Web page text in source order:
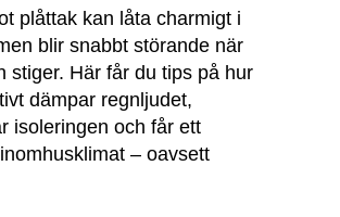
plåttak kan låta charmigt i
blir snabbt störande när
stiger. Här får du tips på hur
dämpar regnljudet,
isoleringen och får ett
– oavsett